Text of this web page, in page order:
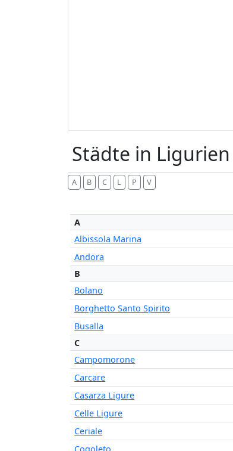
Städte in Ligurien
A B C L P V
A
Albissola Marina
Andora
B
Bolano
Borghetto Santo Spirito
Busalla
C
Campomorone
Carcare
Casarza Ligure
Celle Ligure
Ceriale